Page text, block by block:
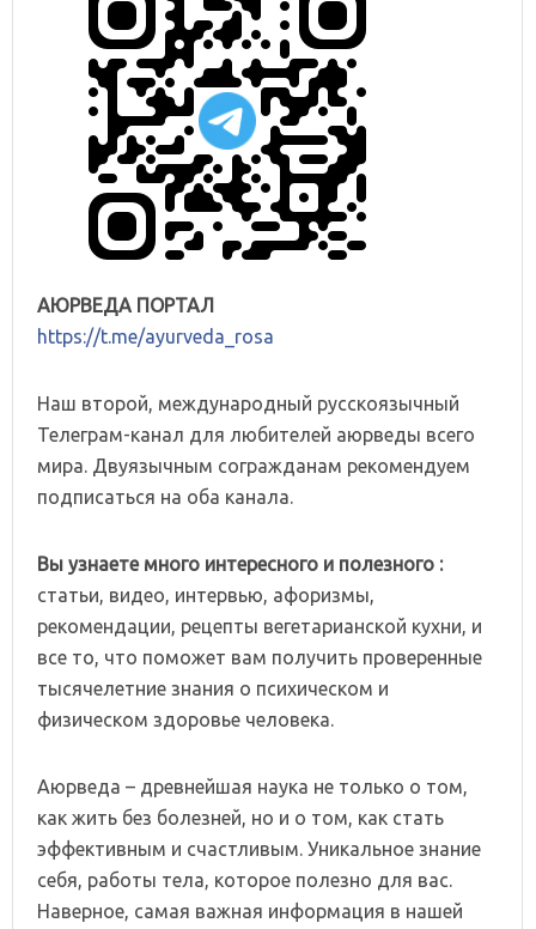
АЮРВЕДА ПОРТАЛ
https://t.me/ayurveda_rosa
Наш второй, международный русскоязычный
Телеграм-канал для любителей аюрведы всего
мира. Двуязычным согражданам рекомендуем
подписаться на оба канала.
Вы узнаете много интересного и полезного :
статьи, видео, интервью, афоризмы,
рекомендации, рецепты вегетарианской кухни, и
все то, что поможет вам получить проверенные
тысячелетние знания о психическом и
физическом здоровье человека.
Аюрведа – древнейшая наука не только о том,
как жить без болезней, но и о том, как стать
эффективным и счастливым. Уникальное знание
себя, работы тела, которое полезно для вас.
Наверное, самая важная информация в нашей